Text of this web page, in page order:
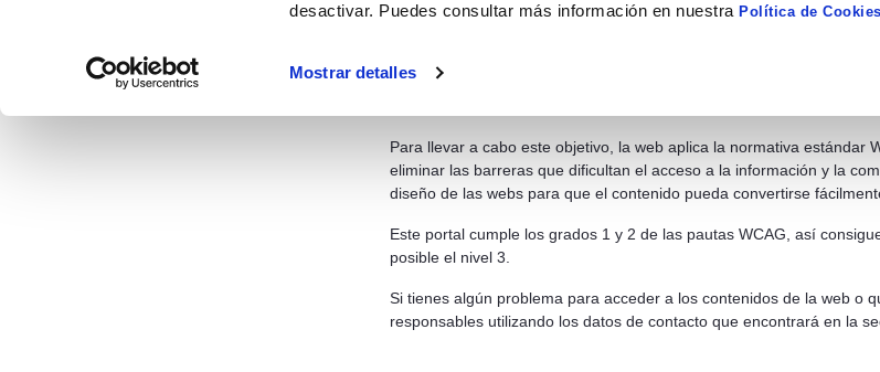
desactivar. Puedes consultar más información en nuestraPolítica de Cookies
Mostrar detalles
Accesibilidad
físicas, sensoriales o intelectuales de las personas que la consultan
Para llevar a cabo este objetivo, la web aplica la normativa estándar
eliminar las barreras que dificultan el acceso a la información y la
diseño de las webs para que el contenido pueda convertirse
Este portal cumple los grados 1 y 2 de las pautas WCAG, así
posible el nivel 3.
Si tienes algún problema para acceder a los contenidos de la web o
responsables utilizando los datos de contacto que encontrará en la